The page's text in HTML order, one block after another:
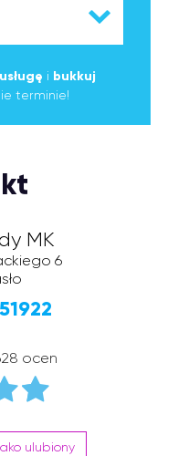
usługę i bukkuj
terminie!
MK
6
ocen
ulubiony